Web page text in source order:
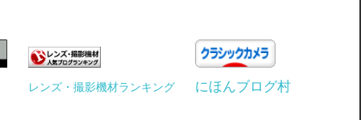
にほんブログ村
レンズ・撮影機材ランキング